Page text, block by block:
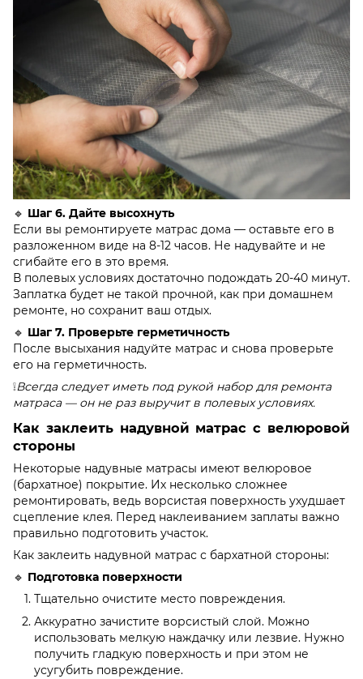
🔹 Шаг 6. Дайте высохнуть
Если вы ремонтируете матрас дома — оставьте его в
разложенном виде на 8-12 часов. Не надувайте и не
сгибайте его в это время.
В полевых условиях достаточно подождать 20-40 минут.
Заплатка будет не такой прочной, как при домашнем
ремонте, но сохранит ваш отдых.
🔹 Шаг 7. Проверьте герметичность
После высыхания надуйте матрас и снова проверьте
его на герметичность.
❕Всегда следует иметь под рукой набор для ремонта
матраса — он не раз выручит в полевых условиях.
Как заклеить надувной матрас с велюровой
стороны
Некоторые надувные матрасы имеют велюровое
(бархатное) покрытие. Их несколько сложнее
ремонтировать, ведь ворсистая поверхность ухудшает
сцепление клея. Перед наклеиванием заплаты важно
правильно подготовить участок.
Как заклеить надувной матрас с бархатной стороны:
🔹 Подготовка поверхности
Тщательно очистите место повреждения.
Аккуратно зачистите ворсистый слой. Можно
использовать мелкую наждачку или лезвие. Нужно
получить гладкую поверхность и при этом не
усугубить повреждение.